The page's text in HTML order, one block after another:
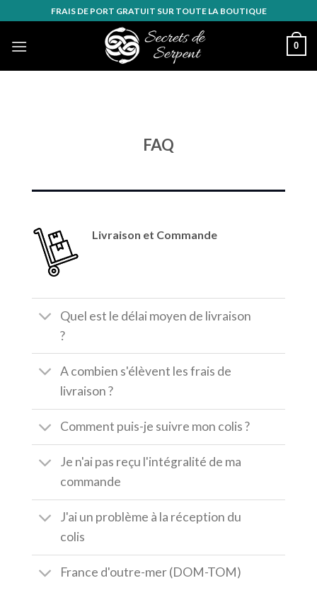
to
content
FRAIS DE PORT GRATUIT SUR TOUTE LA BOUTIQUE
0
FAQ
Livraison et Commande
Quel est le délai moyen de livraison
?
A combien s'élèvent les frais de
livraison ?
Comment puis-je suivre mon colis ?
Je n'ai pas reçu l'intégralité de ma
commande
J'ai un problème à la réception du
colis
France d'outre-mer (DOM-TOM)